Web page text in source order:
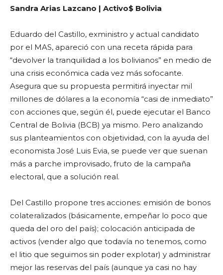
Sandra Arias Lazcano | Activo$ Bolivia
Eduardo del Castillo, exministro y actual candidato
por el MAS, apareció con una receta rápida para
“devolver la tranquilidad a los bolivianos” en medio de
una crisis económica cada vez más sofocante.
Asegura que su propuesta permitirá inyectar mil
millones de dólares a la economía “casi de inmediato”
con acciones que, según él, puede ejecutar el Banco
Central de Bolivia (BCB) ya mismo. Pero analizando
sus planteamientos con objetividad, con la ayuda del
economista José Luis Evia, se puede ver que suenan
más a parche improvisado, fruto de la campaña
electoral, que a solución real.
Del Castillo propone tres acciones: emisión de bonos
colateralizados (básicamente, empeñar lo poco que
queda del oro del país); colocación anticipada de
activos (vender algo que todavía no tenemos, como
el litio que seguimos sin poder explotar) y administrar
mejor las reservas del país (aunque ya casi no hay